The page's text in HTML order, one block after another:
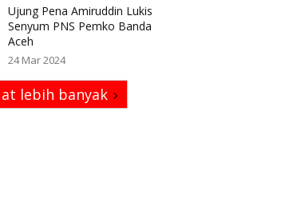
Ujung Pena Amiruddin Lukis
Senyum PNS Pemko Banda
Aceh
24 Mar 2024
lebih banyak